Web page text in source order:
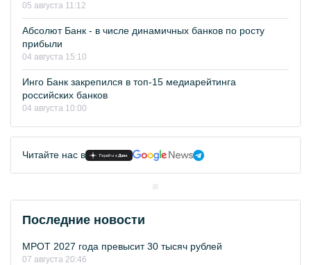
05 августа 11:12
Абсолют Банк - в числе динамичных банков по росту
прибыли
04 августа 15:10
Инго Банк закрепился в топ-15 медиарейтинга
российских банков
04 августа 10:00
Читайте нас в
Последние новости
МРОТ 2027 года превысит 30 тысяч рублей
07 августа 20:46